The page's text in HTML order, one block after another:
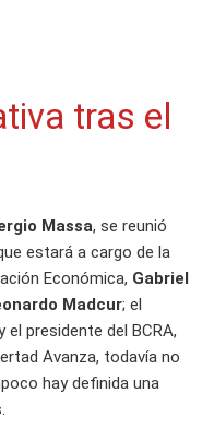
tras el
Massa, se reunió
estará a cargo de la
Económica, Gabriel
Madcur; el
el presidente del BCRA,
Avanza, todavía no
hay definida una